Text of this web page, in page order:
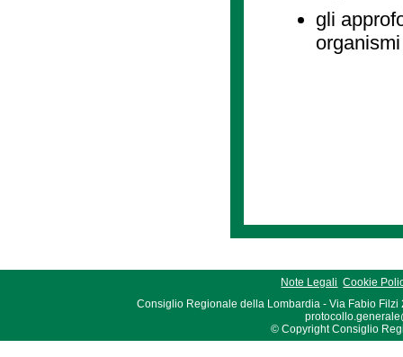
gli
Note Legali Cookie
Consiglio Regionale della Lombardia - Via Fabio Filzi
© Copyright Consiglio